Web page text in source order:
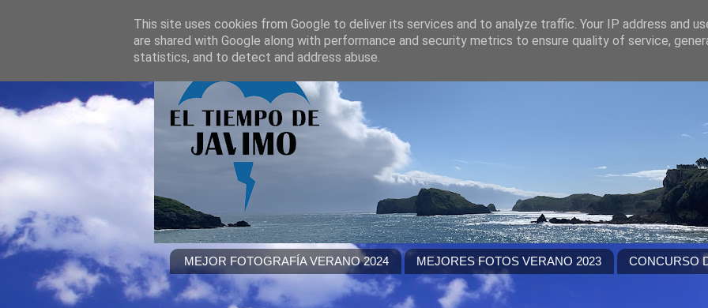
MEJOR FOTOGRAFÍA VERANO 2024 MEJORES FOTOS VERANO 2023 CONCURSO
This site uses cookies from Google to deliver its services and to analyze traffic. Your IP address and
are shared with Google along with performance and security metrics to ensure quality of service,
statistics, and to detect and address abuse.